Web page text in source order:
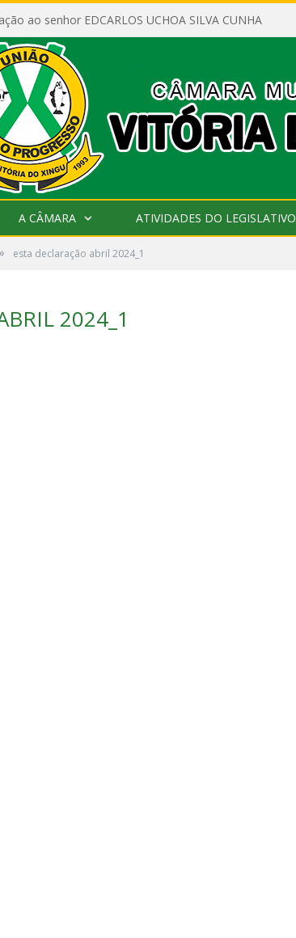
ao senhor EDCARLOS UCHOA SILVA CUNHA
A CÂMARA ATIVIDADES DO LEGISLATIVO
esta declaração abril 2024_1
2024_1